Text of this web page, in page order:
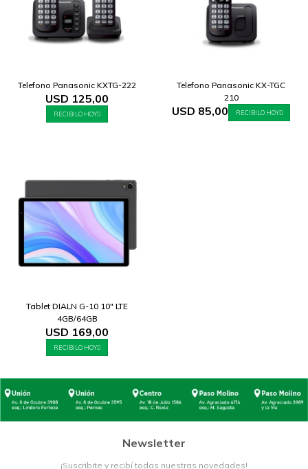
Telefono Panasonic KXTG-222
USD 125,00
RECIBILO HOY
Telefono Panasonic KX-TGC
210
USD 85,00 RECIBILO HOY
Tablet DIALN G-10 10" LTE
4GB/64GB
USD 169,00
RECIBILO HOY
Newsletter
¡Suscribite y recibí todas nuestras novedades!